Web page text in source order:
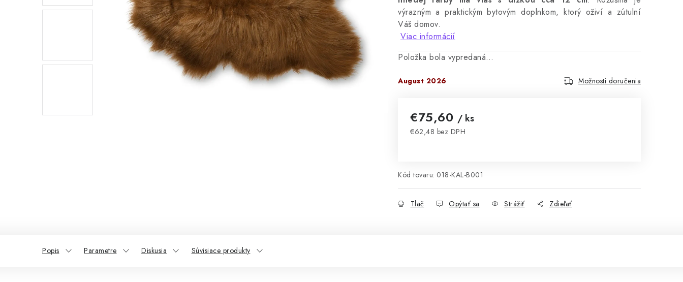
výrazným a praktickým bytovým doplnkom, ktorý oživí a zútulní
Váš domov.
Viac informácií
Položka bola vypredaná…
August 2026 Možnosti doručenia
€75,60 / ks
€62,48 bez DPH
Kód tovaru: 018-KAL-B001
Tlač Opýtať sa Strážiť Zdieľať
Popis Parametre Diskusia Súvisiace produkty